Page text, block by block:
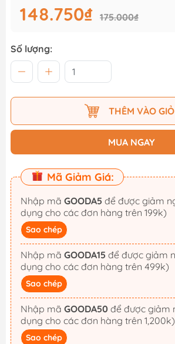
148.750₫ 175.000₫
Số lượng:
THÊM VÀO GIỎ
MUA NGAY
Mã Giảm Giá:
Nhập mã GOODA5
dụng cho các đơn hàng trên 199k)
Sao chép
Nhập mã GOODA15
dụng cho các đơn hàng trên 499k)
Sao chép
Nhập mã GOODA50
dụng cho các đơn hàng trên 1,200k)
Sao chép